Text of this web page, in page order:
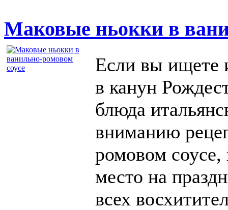
Маковые ньокки в
Если вы ищете
в канун
блюда
вниманию
ромовом соусе,
место на
всех